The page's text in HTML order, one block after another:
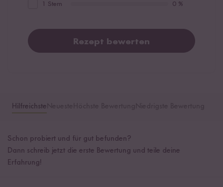
1 Stern 0 %
Rezept bewerten
Hilfreichste
Schon probiert und für gut befunden?
Dann schreib jetzt die erste Bewertung und teile deine
Erfahrung!